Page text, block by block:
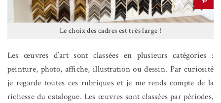
Le choix des cadres est très large !
Les œuvres d’art sont classées en plusieurs catégories :
peinture, photo, affiche, illustration ou dessin. Par curiosité
je regarde toutes ces rubriques et je me rends compte de la
richesse du catalogue. Les œuvres sont classées par périodes,